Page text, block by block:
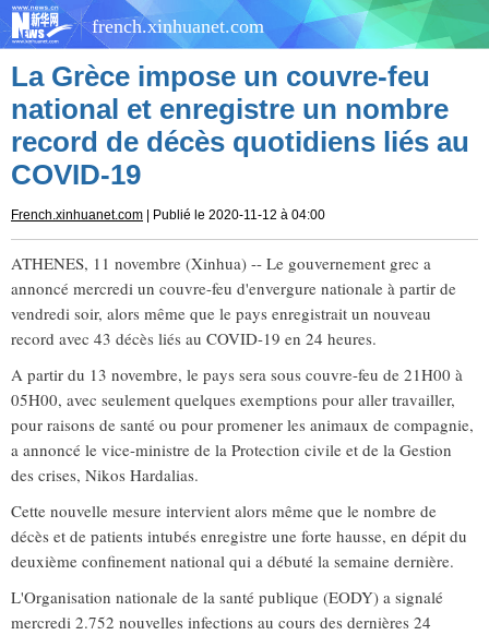
french.xinhuanet.com
La Grèce impose un couvre-feu
national et enregistre un nombre
record de décès quotidiens liés au
COVID-19
French.xinhuanet.com | Publié le 2020-11-12 à 04:00
ATHENES, 11 novembre (Xinhua) -- Le gouvernement grec a
annoncé mercredi un couvre-feu d'envergure nationale à partir de
vendredi soir, alors même que le pays enregistrait un nouveau
record avec 43 décès liés au COVID-19 en 24 heures.
A partir du 13 novembre, le pays sera sous couvre-feu de 21H00 à
05H00, avec seulement quelques exemptions pour aller travailler,
pour raisons de santé ou pour promener les animaux de compagnie,
a annoncé le vice-ministre de la Protection civile et de la Gestion
des crises, Nikos Hardalias.
Cette nouvelle mesure intervient alors même que le nombre de
décès et de patients intubés enregistre une forte hausse, en dépit du
deuxième confinement national qui a débuté la semaine dernière.
L'Organisation nationale de la santé publique (EODY) a signalé
mercredi 2.752 nouvelles infections au cours des dernières 24